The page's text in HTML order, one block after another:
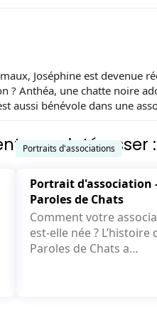
Joséphine est devenue
? Anthéa, une chatte noire
aussi bénévole dans une
vous intéresser :
Portraits d'associations
Portrait d'association
Paroles de Chats
Comment votre
est-elle née ? L’histoire de
Paroles de Chats a